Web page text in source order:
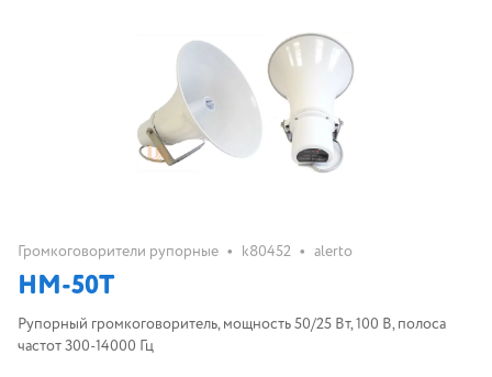
Громкоговорители рупорные • k80452 • alerto
HM-50T
Рупорный громкоговоритель, мощность 50/25 Вт, 100 В, полоса
частот 300-14000 Гц